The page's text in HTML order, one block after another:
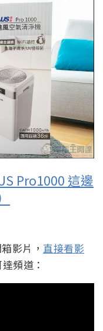
Pro1000 這邊
影片， 直接看影
頻道：